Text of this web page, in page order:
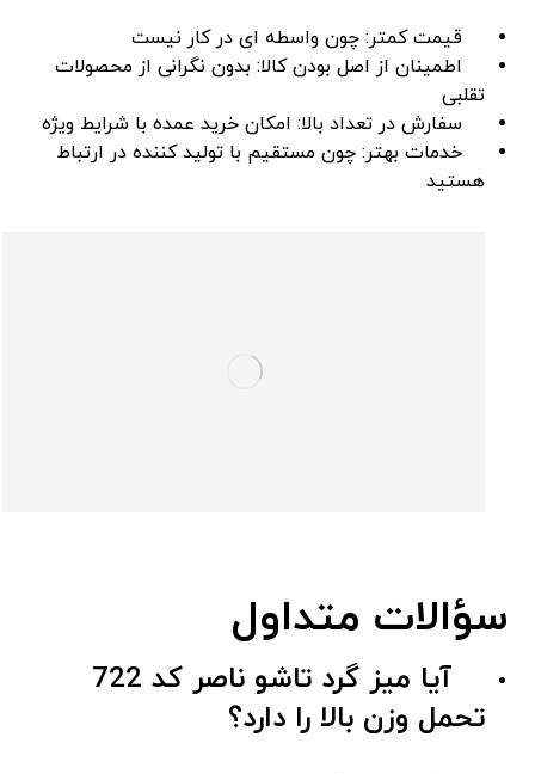
قیمت کمتر: چون واسطه ‌ای در کار نیست
اطمینان از اصل بودن کالا: بدون نگرانی از محصولات
تقلبی
سفارش در تعداد بالا: امکان خرید عمده با شرایط ویژه
خدمات بهتر: چون مستقیم با تولید کننده در ارتباط
هستید
سؤالات متداول
آیا میز گرد تاشو ناصر کد 722
تحمل وزن بالا را دارد؟